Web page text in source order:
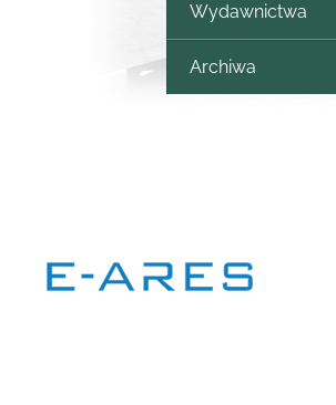
Wydawnictwa
Archiwa